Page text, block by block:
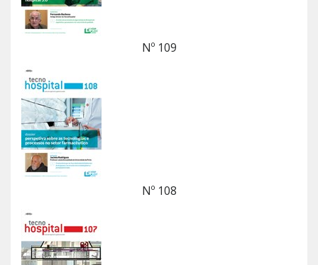
Nº 109
Nº 108